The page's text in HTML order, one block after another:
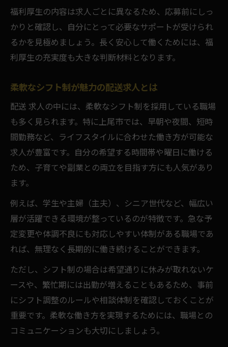
福利厚生の内容は求人ごとに異なるため、応募前にしっ
かりと確認し、自分にとって必要なサポートが受けられ
るかを見極めましょう。長く安心して働くためには、福
利厚生の充実度も大きな判断材料となります。
柔軟なシフト制が魅力の配送求人とは
配送 求人の中には、柔軟なシフト制を採用している職場
も多く見られます。特に上尾市では、早朝や夜間、短時
間勤務など、ライフスタイルに合わせた働き方が可能な
求人が豊富です。自分の希望する時間帯や曜日に働ける
ため、子育てや副業との両立を目指す方にも人気があり
ます。
例えば、学生や主婦（主夫）、シニア世代など、幅広い
層が活躍できる環境が整っているのが特徴です。急な予
定変更や体調不良にも対応しやすい体制がある職場であ
れば、無理なく長期的に働き続けることができます。
ただし、シフト制の場合は希望通りに休みが取れないケ
ースや、繁忙期には出勤が増えることもあるため、事前
にシフト調整のルールや相談体制を確認しておくことが
重要です。柔軟な働き方を実現するためには、職場との
コミュニケーションも大切にしましょう。